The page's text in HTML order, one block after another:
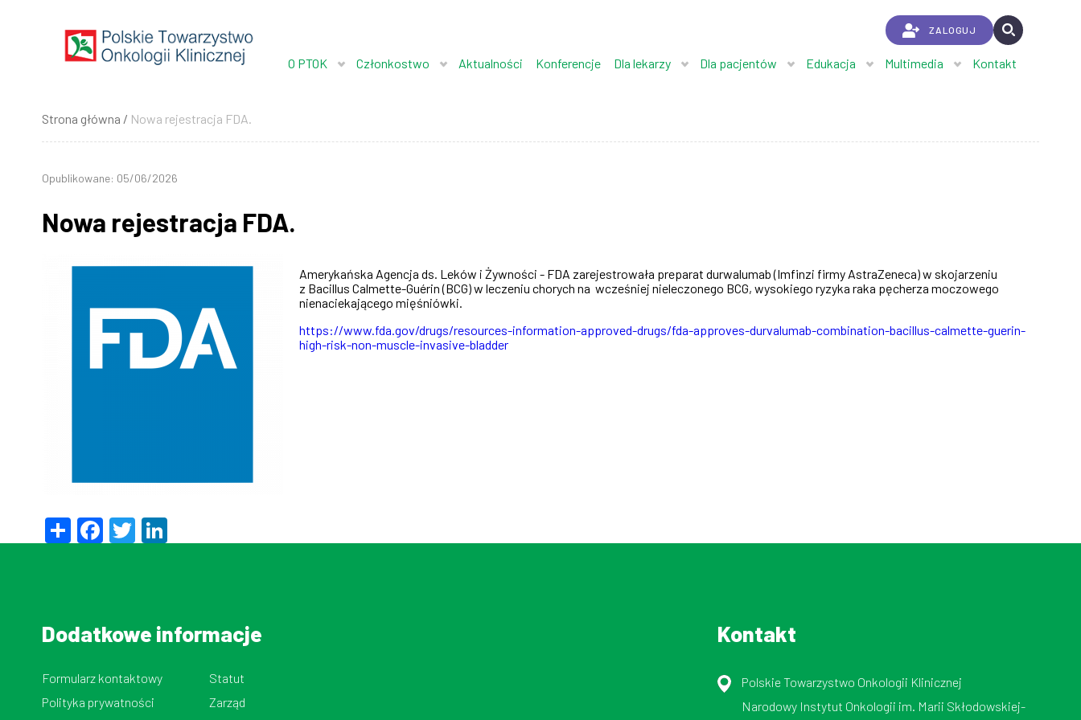
ZALOGUJ
O PTOK Członkostwo Aktualności Konferencje Dla lekarzy Dla pacjentów Edukacja Multimedia Kontakt
Ścieżka
nawigacyjna
Strona główna Nowa rejestracja FDA.
Opublikowane: 05/06/2026
Nowa rejestracja FDA.
Amerykańska Agencja ds. Leków i Żywności - FDA zarejestrowała preparat durwalumab (Imfinzi firmy AstraZeneca) w skojarzeniu
z Bacillus Calmette-Guérin (BCG) w leczeniu chorych na wcześniej nieleczonego BCG, wysokiego ryzyka raka pęcherza moczowego
nienaciekającego mięśniówki.
https://www.fda.gov/drugs/resources-information-approved-drugs/fda-approves-durvalumab-combination-bacillus-calmette-guerin-
high-risk-non-muscle-invasive-bladder
ShareFacebook
Twitter
Dodatkowe informacje
Formularz kontaktowy
Polityka prywatności
Statut
Zarząd
Kontakt
Polskie Towarzystwo Onkologii Klinicznej
Narodowy Instytut Onkologii im. Marii Skłodowskiej-